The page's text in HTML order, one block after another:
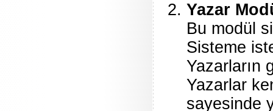
Yazar
Bu modül
Sisteme
Yazarların
Yazarlar
sayesinde